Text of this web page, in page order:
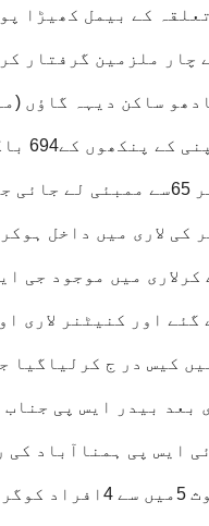
کے بیمل کھیڑا
کرکے قومی شاہراہ نمبر
کنٹینر کی لاری میں
لوٹ لے گئے اور
بعد بیدر ایس پی